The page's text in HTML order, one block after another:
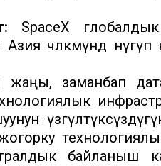
SpaceX
чөлкөмүндө
жаңы, заманбап
байланыш